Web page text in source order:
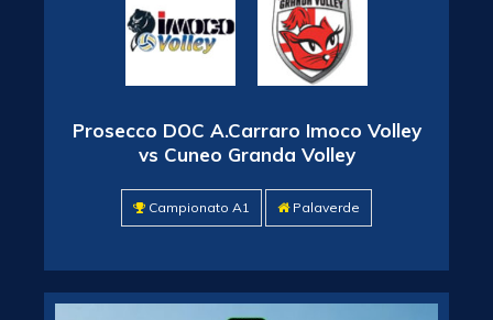
Prosecco DOC A.Carraro Imoco Volley
vs Cuneo Granda Volley
Campionato A1 Palaverde